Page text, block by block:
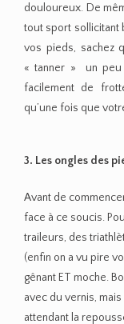
douloureux. De
tout sport sollicitant
vos pieds, sachez
« tanner » un
facilement de
qu’une fois que
3. Les ongles des
Avant de
face à ce soucis.
traileurs, des
(enfin on a vu pire
gênant ET moche.
avec du vernis,
attendant la